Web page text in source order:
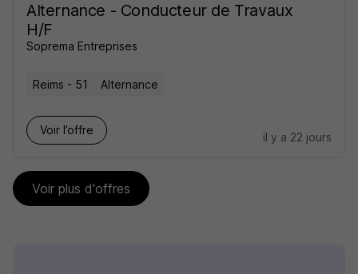
Alternance - Conducteur de Travaux
H/F
Soprema Entreprises
Reims - 51 Alternance
Voir l’offre
il y a 22 jours
Voir plus d'offres